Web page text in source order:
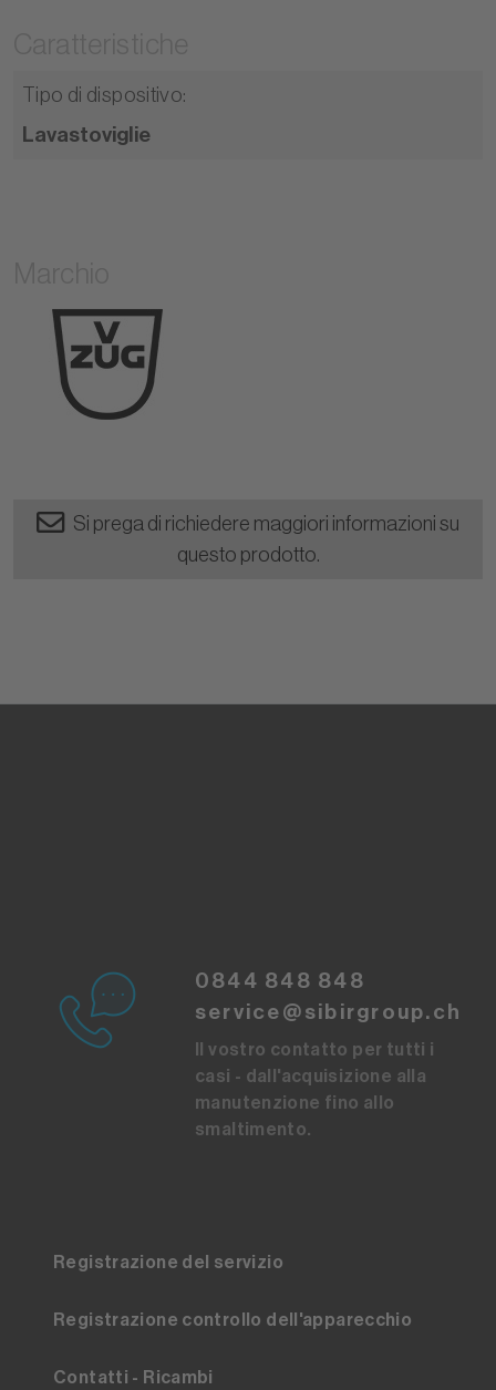
Tipo di dispositivo:
Lavastoviglie
Si prega di richiedere maggiori informazioni su
questo prodotto.
0844 848 848
service@sibirgroup.ch
Il vostro contatto per tutti i
casi - dall'acquisizione alla
manutenzione fino allo
smaltimento.
Registrazione del servizio
Registrazione controllo dell'apparecchio
Contatti - Ricambi